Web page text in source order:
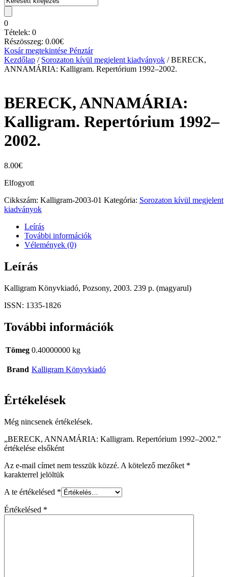
0
Tételek: 0
Részösszeg: 0.00€
Kosár megtekintése Pénztár
Kezdőlap / Sorozaton kívül megjelent kiadványok / BERECK,
ANNAMÁRIA: Kalligram. Repertórium 1992–2002.
BERECK, ANNAMÁRIA:
Kalligram. Repertórium 1992–
2002.
8.00€
Elfogyott
Cikkszám: Kalligram-2003-01 Kategória: Sorozaton kívül megjelent
kiadványok
Leírás
További információk
Vélemények (0)
Leírás
Kalligram Könyvkiadó, Pozsony, 2003. 239 p. (magyarul)
ISSN: 1335-1826
További információk
Tömeg 0.40000000 kg
Brand Kalligram Könyvkiadó
Értékelések
Még nincsenek értékelések.
„BERECK, ANNAMÁRIA: Kalligram. Repertórium 1992–2002.”
értékelése elsőként
Az e-mail címet nem tesszük közzé. A kötelező mezőket *
karakterrel jelöltük
A te értékelésed *
Értékelésed *